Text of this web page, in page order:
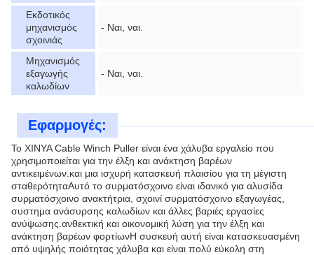
Εκδοτικός
μηχανισμός
σχοινιάς
- Ναι, ναι.
Μηχανισμός
εξαγωγής
καλωδίων
- Ναι, ναι.
Εφαρμογές:
Το XINYA Cable Winch Puller είναι ένα χάλυβα εργαλείο που
χρησιμοποιείται για την έλξη και ανάκτηση βαρέων
αντικειμένων.και μια ισχυρή κατασκευή πλαισίου για τη μέγιστη
σταθερότηταΑυτό το συρματόσχοινο είναι ιδανικό για αλυσίδα
συρματόσχοινο ανακτήτρια, σχοινί συρματόσχοινο εξαγωγέας,
συστημα ανάσυρσης καλωδίων και άλλες βαριές εργασίες
ανύψωσης.ανθεκτική και οικονομική λύση για την έλξη και
ανάκτηση βαρέων φορτίωνΗ συσκευή αυτή είναι κατασκευασμένη
από υψηλής ποιότητας χάλυβα και είναι πολύ εύκολη στη